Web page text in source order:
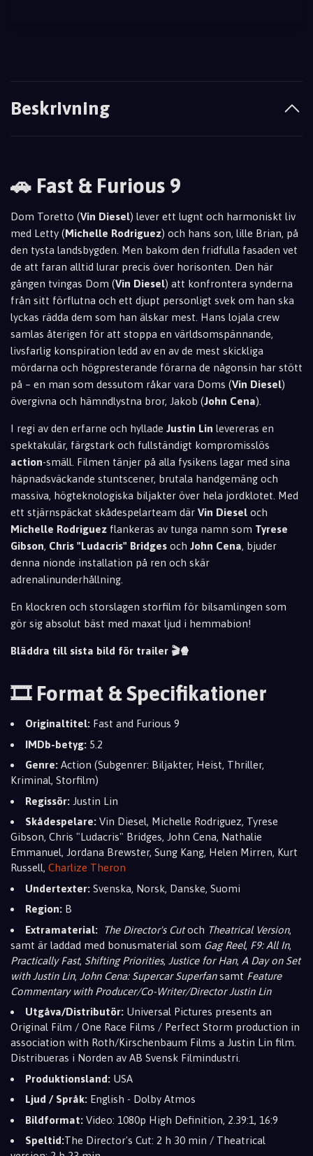
Beskrivning
🚗 Fast & Furious 9
Dom Toretto (Vin Diesel) lever ett lugnt och harmoniskt liv
med Letty (Michelle Rodriguez) och hans son, lille Brian, på
den tysta landsbygden. Men bakom den fridfulla fasaden vet
de att faran alltid lurar precis över horisonten. Den här
gången tvingas Dom (Vin Diesel) att konfrontera synderna
från sitt förflutna och ett djupt personligt svek om han ska
lyckas rädda dem som han älskar mest. Hans lojala crew
samlas återigen för att stoppa en världsomspännande,
livsfarlig konspiration ledd av en av de mest skickliga
mördarna och högpresterande förarna de någonsin har stött
på – en man som dessutom råkar vara Doms (Vin Diesel)
övergivna och hämndlystna bror, Jakob (John Cena).
I regi av den erfarne och hyllade Justin Lin levereras en
spektakulär, färgstark och fullständigt kompromisslös
action-smäll. Filmen tänjer på alla fysikens lagar med sina
häpnadsväckande stuntscener, brutala handgemäng och
massiva, högteknologiska biljakter över hela jordklotet. Med
ett stjärnspäckat skådespelarteam där Vin Diesel och
Michelle Rodriguez flankeras av tunga namn som Tyrese
Gibson, Chris "Ludacris" Bridges och John Cena, bjuder
denna nionde installation på ren och skär
adrenalinunderhållning.
En klockren och storslagen storfilm för bilsamlingen som
gör sig absolut bäst med maxat ljud i hemmabion!
Bläddra till sista bild för trailer 🎬🍿
🎞️ Format & Specifikationer
Originaltitel: Fast and Furious 9
IMDb-betyg: 5.2
Genre: Action (Subgenrer: Biljakter, Heist, Thriller,
Kriminal, Storfilm)
Regissör: Justin Lin
Skådespelare: Vin Diesel, Michelle Rodriguez, Tyrese
Gibson, Chris "Ludacris" Bridges, John Cena, Nathalie
Emmanuel, Jordana Brewster, Sung Kang, Helen Mirren, Kurt
Russell, Charlize Theron
Undertexter: Svenska, Norsk, Danske, Suomi
Region: B
Extramaterial: The Director's Cutoch Theatrical Version,
samt är laddad med bonusmaterial som Gag Reel, F9: All In,
Practically Fast, Shifting Priorities, Justice for Han, A Day on Set
with Justin Lin, John Cena: Supercar Superfansamt Feature
Commentary with Producer/Co-Writer/Director Justin Lin
Utgåva/Distributör: Universal Pictures presents an
Original Film / One Race Films / Perfect Storm production in
association with Roth/Kirschenbaum Films a Justin Lin film.
Distribueras i Norden av AB Svensk Filmindustri.
Produktionsland: USA
Ljud / Språk: English - Dolby Atmos
Bildformat: Video: 1080p High Definition, 2.39:1, 16:9
Speltid:The Director's Cut: 2 h 30 min / Theatrical